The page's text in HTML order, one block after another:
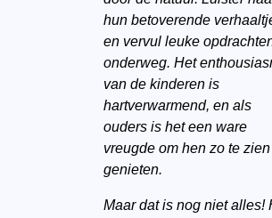
hun betoverende
en vervul leuke
onderweg. Het
van de kinderen is
hartverwarmend, en als
ouders is het een ware
vreugde om hen zo te zien
genieten.
Maar dat is nog niet alles!